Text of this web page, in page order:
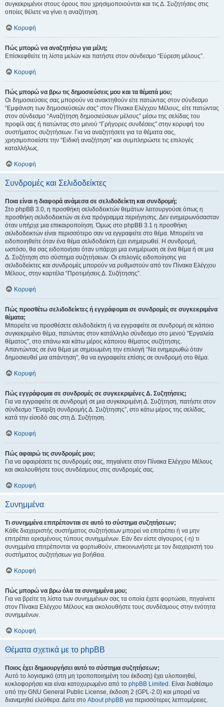
συγκεκριμένοι στους όρους που χρησιμοποιούνται και τις Δ. Συζητήσεις στις
οποίες θέλετε να γίνει η αναζήτηση.
Κορυφή
Πώς μπορώ να αναζητήσω για μέλη;
Επίσκεφθείτε τη λίστα μελών και πατήστε στον σύνδεσμο “Εύρεση μέλους”.
Κορυφή
Πώς μπορώ να βρω τις δημοσιεύσεις μου και τα θέματά μου;
Οι δημοσιεύσεις σας μπορούν να ανακτηθούν είτε πατώντας στον σύνδεσμο
“Εμφάνιση των δημοσιεύσεών σας” στον Πίνακα Ελέγχου Μέλους, είτε πατώντας
στον σύνδεσμο “Αναζήτηση δημοσιεύσεων μέλους” μέσω της σελίδας του
προφίλ σας ή πατώντας στο μενού “Γρήγορες συνδέσεις” στην κορυφή του
συστήματος συζητήσεων. Για να αναζητήσετε για τα θέματα σας,
χρησιμοποιείστε την “Ειδική αναζήτηση” και συμπληρώστε τις επιλογές
καταλλήλως.
Κορυφή
Συνδρομές και Σελιδοδείκτες
Ποια είναι η διαφορά ανάμεσα σε σελιδοδείκτη και συνδρομή;
Στο phpBB 3.0, η προσθήκη σελιδοδεικτών θεμάτων λειτουργούσε όπως η
προσθήκη σελιδοδεικτών σε ένα πρόγραμμα περιήγησης. Δεν ενημερωνόσασταν
όταν υπήρχε μια επικαιροποίηση. Όμως στο phpBB 3.1 η προσθήκη
σελιδοδεικτών είναι περισσότερο σαν να εγγραφείτε στο θέμα. Μπορείτε να
ειδοποιηθείτε όταν ένα θέμα σελιδοδείκτη έχει ενημερωθεί. Η συνδρομή,
ωστόσο, θα σας ειδοποιήσει όταν υπάρχει μια ενημέρωση σε ένα θέμα ή σε μια
Δ. Συζήτηση στο σύστημα συζητήσεων. Οι επιλογές ειδοποίησης για
σελιδοδείκτες και συνδρομές μπορούν να ρυθμιστούν από τον Πίνακα Ελέγχου
Μέλους, στην καρτέλα “Προτιμήσεις Δ. Συζήτησης”.
Κορυφή
Πώς προσθέτω σελιδοδείκτες ή εγγράφομαι σε συνδρομές σε συγκεκριμένα
θέματα;
Μπορείτε να προσθέσετε σελιδοδείκτη ή να εγγραφείτε σε συνδρομή σε κάποιο
συγκεκριμένο θέμα, πατώντας στον κατάλληλο σύνδεσμο στο μενού "Εργαλεία
θέματος", στο επάνω και κάτω μέρος κάποιου θέματος συζήτησης.
Απαντώντας σε ένα θέμα με σημειωμένη την επιλογή “Να ενημερωθώ όταν
δημοσιευθεί μια απάντηση”, θα να εγγραφείτε επίσης σε συνδρομή στο θέμα.
Κορυφή
Πώς εγγράφομαι σε συνδρομές σε συγκεκριμένες Δ. Συζητήσεις;
Για να εγγραφείτε σε συνδρομή σε μια συγκεκριμένη Δ. Συζήτηση, πατήστε στον
σύνδεσμο “Έναρξη συνδρομής Δ. Συζήτησης”, στο κάτω μέρος της σελίδας,
κατά την είσοδό σας στη Δ. Συζήτηση.
Κορυφή
Πώς αφαιρώ τις συνδρομές μου;
Για να αφαιρέσετε τις συνδρομές σας, πηγαίνετε στον Πίνακα Ελέγχου Μέλους
και ακολουθήστε τους συνδέσμους στις συνδρομές σας.
Κορυφή
Συνημμένα
Τι συνημμένα επιτρέπονται σε αυτό το σύστημα συζητήσεων;
Κάθε διαχειριστής συστήματος συζητήσεων μπορεί να επιτρέπει ή να μην
επιτρέπει ορισμένους τύπους συνημμένων. Εάν δεν είστε σίγουρος (-η) τι
συνημμένα επιτρέπονται να φορτωθούν, επικοινωνήστε με τον διαχειριστή του
συστήματος συζητήσεων για βοήθεια.
Κορυφή
Πώς μπορώ να βρω όλα τα συνημμένα μου;
Για να βρείτε τη λίστα των συνημμένων σας τα οποία έχετε φορτώσει, πηγαίνετε
στον Πίνακα Ελέγχου Μέλους και ακολουθήστε τους συνδέσμους στην ενότητα
συνημμένων.
Κορυφή
Θέματα σχετικά με το phpBB
Ποιος έχει δημιουργήσει αυτό το σύστημα συζητήσεων;
Αυτό το λογισμικό (στη μη τροποποιημένη του έκδοση) έχει υλοποιηθεί,
κυκλοφορήσει και είναι κατοχυρωμένο από το phpBB Limited . Είναι διαθέσιμο
υπό την GNU General Public License, έκδοση 2 (GPL-2.0) και μπορεί να
διανεμηθεί ελεύθερα. Δείτε στο About phpBB για περισσότερες λεπτομέρειες.